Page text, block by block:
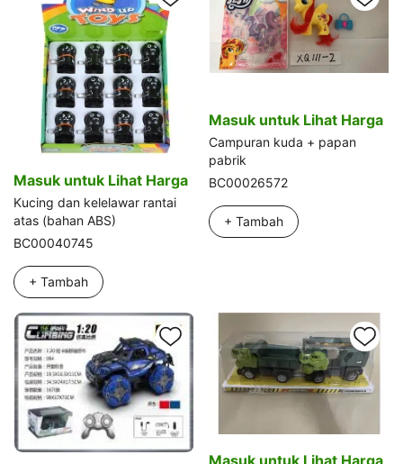
Masuk untuk Lihat Harga
Kucing dan kelelawar rantai
atas (bahan ABS)
BC00040745
+ Tambah
Masuk untuk Lihat Harga
Campuran kuda + papan
pabrik
BC00026572
+ Tambah
Masuk untuk Lihat Harga